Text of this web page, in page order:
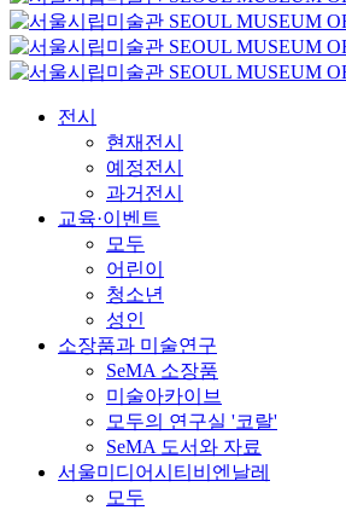
전시
현재전시
예정전시
과거전시
교육·이벤트
모두
어린이
청소년
성인
소장품과 미술연구
SeMA 소장품
미술아카이브
모두의 연구실 '코랄'
SeMA 도서와 자료
서울미디어시티비엔날레
모두